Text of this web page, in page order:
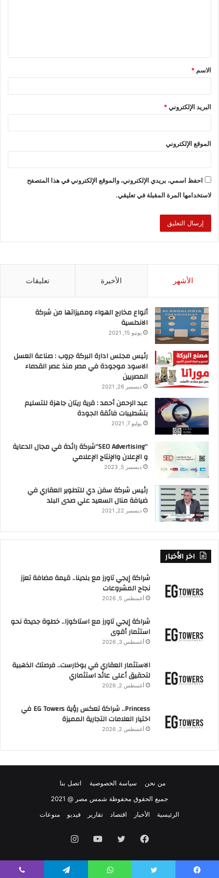
b
o
o
k
d
o
n
مائل للبرودة
الاسم *
البريد الإلكتروني*
الموقع الإلكتروني
احفظ اسمي، بريدي الإلكتروني، والموقع الإلكتروني في هذا المتصفح
لاستخدامها المرة المقبلة في تعليقي.
الأشهر الأخيرة تعليقات
أنواع مخارج الهواء ومميزاتها من شركة
الاندلسية
يونيو 15, 2021
رئيس مجلس ادارة البركة جروب : صناعة العسل
الاسود موجودة في مصر منذ عصر القدماء
المصريين
ديسمبر 26, 2021
عبد الرحمن أحمد : قرية ريتان جاهزة للتسليم
بتشطيبات فائقة الجودة
يوليو 7, 2021
“SEO Advertising”شركة رائدة في مجال الدعاية
و الإعلان والإنتاج الإعلامي
ديسمبر 5, 2023
رئيس شركة سفن دي للتطوير العقاري في
ضيافة منال السعيد علي صدى البلد
ديسمبر 22, 2021
اخر الأخبار
شراكة إيجي تاورز مع بلدينا.. قيمة مضافة تعزز
نجاح المشروعات
أغسطس 5, 2026
شراكة إيجي تاورز مع استاكوزا.. خطوة جديدة نحو
استثمار أقوى
أغسطس 3, 2026
الاستثمار العقاري في بوخارست.. فرصتك الذهبية
لتحقيق أعلى عائد استثماري
أغسطس 2, 2026
Princess.. شراكة تعكس رؤية EG Towers في
اختيار العلامات التجارية المميزة
أغسطس 2, 2026
من نحن سياسة الخصوصية
اتصل بنا
جميع الحقوق محفوظة شمس مصر @ 2021
الرئيسية
الأخبار اقتصاد تقارير فيديو منوعات
فيسبوك تويتر يوتيوب